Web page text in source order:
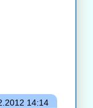
14:14